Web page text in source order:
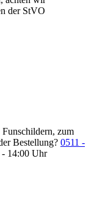
der StVO
zum
Bestellung? 0511 -
14:00 Uhr